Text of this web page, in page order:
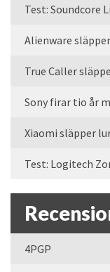
Test: Soundcore
Alienware
True Caller
Sony firar tio år
Xiaomi släpper
Test: Logitech
4PGP